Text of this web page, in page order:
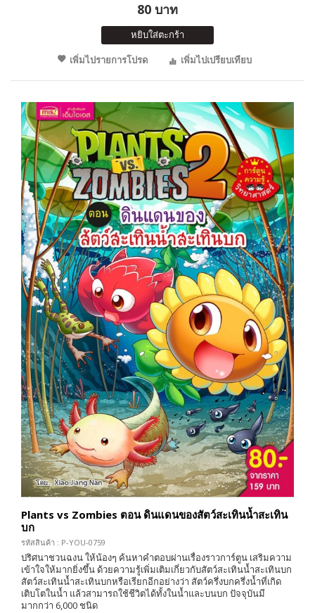
80 บาท
หยิบใส่ตะกร้า
เพิ่มไปรายการโปรด
เพิ่มไปเปรียบเทียบ
Plants vs Zombies ตอน ดินแดนของสัตว์สะเทินน้ำสะเทิน
บก
รหัสสินค้า : P-YOU-0759
ปริศนาชวนฉงน ให้น้องๆ ค้นหาคำตอบผ่านเรื่องราวการ์ตูน เสริมความ
เข้าใจให้มากยิ่งขึ้น ด้วยความรู้เพิ่มเติมเกี่ยวกับสัตว์สะเทินน้ำสะเทินบก
สัตว์สะเทินน้ำสะเทินบกหรือเรียกอีกอย่างว่า สัตว์ครึ่งบกครึ่งน้ำที่เกิด
เติบโตในน้ำ แล้วสามารถใช้ชีวิตได้ทั้งในน้ำและบนบก ปัจจุบันมี
มากกว่า 6,000 ชนิด